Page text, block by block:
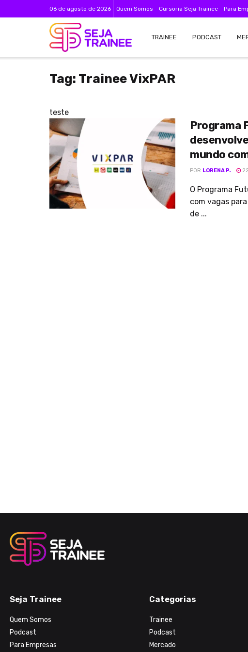
06 de agosto de 2026 Quem Somos Cursoria Seja Trainee Para
TRAINEE PODCAST
Tag: Trainee VixPAR
teste
Programa
mundo
POR LORENA P. 22
O Programa
com vagas
de ...
Seja Trainee
Quem Somos
Podcast
Para Empresas
Categorias
Trainee
Podcast
Mercado